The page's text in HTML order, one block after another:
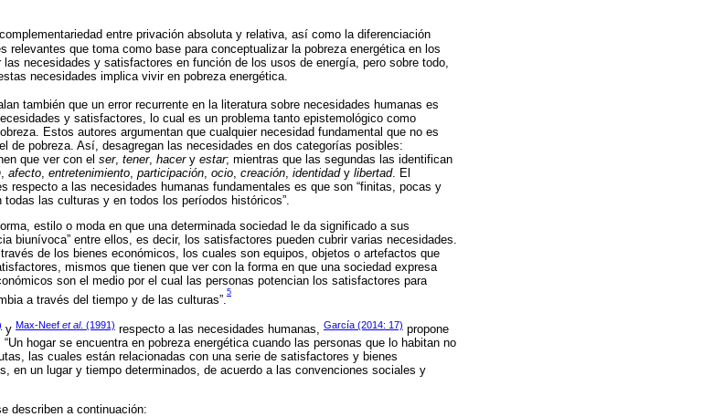
entre privación absoluta y relativa, así como la diferenciación
relevantes que toma como base para conceptualizar la pobreza energética en los
necesidades y satisfactores en función de los usos de energía, pero sobre todo,
necesidades implica vivir en pobreza energética.
también que un error recurrente en la literatura sobre necesidades humanas es
y satisfactores, lo cual es un problema tanto epistemológico como
Estos autores argumentan que cualquier necesidad fundamental que no es
de pobreza. Así, desagregan las necesidades en dos categorías posibles:
que ver con el ser, tener, hacery estar; mientras que las segundas las identifican
, afecto, entretenimiento, participación, ocio, creación, identidady libertad. El
respecto a las necesidades humanas fundamentales es que son “finitas, pocas y
las culturas y en todos los períodos históricos”.
estilo o moda en que una determinada sociedad le da significado a sus
biunívoca” entre ellos, es decir, los satisfactores pueden cubrir varias necesidades.
de los bienes económicos, los cuales son equipos, objetos o artefactos que
mismos que tienen que ver con la forma en que una sociedad expresa
son el medio por el cual las personas potencian los satisfactores para
a través del tiempo y de las culturas”.
5
y Max-Neef et al. (1991) respecto a las necesidades humanas, García (2014: 17) propone
hogar se encuentra en pobreza energética cuando las personas que lo habitan no
las cuales están relacionadas con una serie de satisfactores y bienes
en un lugar y tiempo determinados, de acuerdo a las convenciones sociales y
describen a continuación: